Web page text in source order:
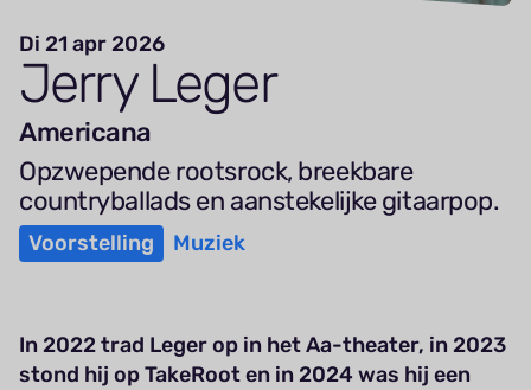
Di 21 apr 2026
Jerry Leger
Americana
Opzwepende rootsrock, breekbare
countryballads en aanstekelijke gitaarpop.
Voorstelling Muziek
In 2022 trad Leger op in het Aa-theater, in 2023
stond hij op TakeRoot en in 2024 was hij een